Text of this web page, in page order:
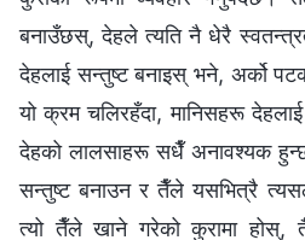
बनाउँछस्, देहले त्यति नै धेरै
देहलाई सन्तुष्ट बनाइस् भने, अर्को
यो क्रम चलिरहँदा, मानिसहरू
देहको लालसाहरू सधैँ अनावश्यक
सन्तुष्ट बनाउन र तैँले यसभित्रै
त्यो तैँले खाने गरेको कुरामा होस्,